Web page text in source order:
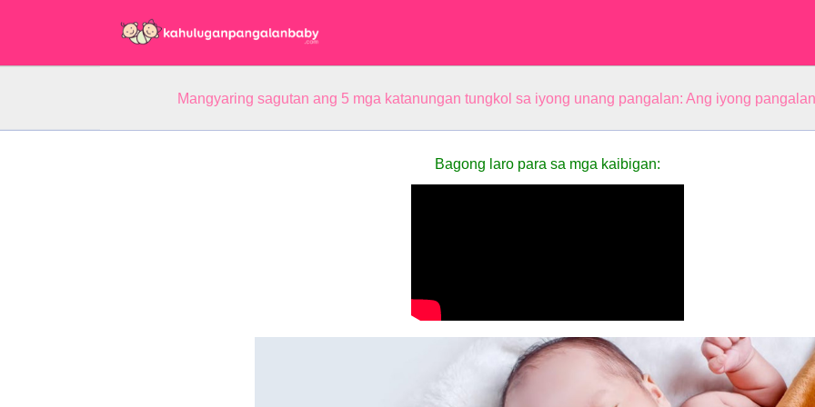
Mangyaring sagutan ang 5 mga katanungan tungkol sa iyong unang pangalan: Ang iyong
Bagong laro para sa mga kaibigan: